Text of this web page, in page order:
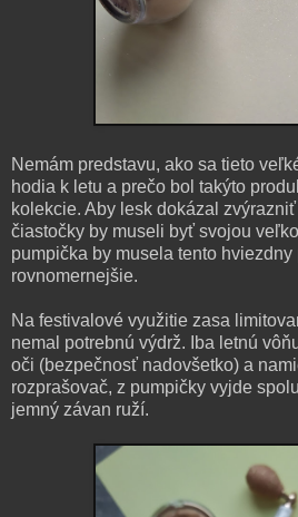
Nemám predstavu, ako sa tieto
hodia k letu a prečo bol takýto
kolekcie. Aby lesk dokázal
čiastočky by museli byť svojou
pumpička by musela tento
rovnomernejšie.
Na festivalové využitie zasa
nemal potrebnú výdrž. Iba letnú
oči (bezpečnosť nadovšetko) a
rozprašovač, z pumpičky vyjde
jemný závan ruží.